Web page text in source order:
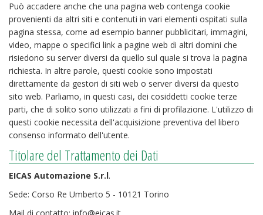
Può accadere anche che una pagina web contenga cookie
provenienti da altri siti e contenuti in vari elementi ospitati sulla
pagina stessa, come ad esempio banner pubblicitari, immagini,
video, mappe o specifici link a pagine web di altri domini che
risiedono su server diversi da quello sul quale si trova la pagina
richiesta. In altre parole, questi cookie sono impostati
direttamente da gestori di siti web o server diversi da questo
sito web. Parliamo, in questi casi, dei cosiddetti cookie terze
parti, che di solito sono utilizzati a fini di profilazione. L'utilizzo di
questi cookie necessita dell'acquisizione preventiva del libero
consenso informato dell'utente.
Titolare del Trattamento dei Dati
EICAS Automazione S.r.l.
Sede: Corso Re Umberto 5 - 10121 Torino